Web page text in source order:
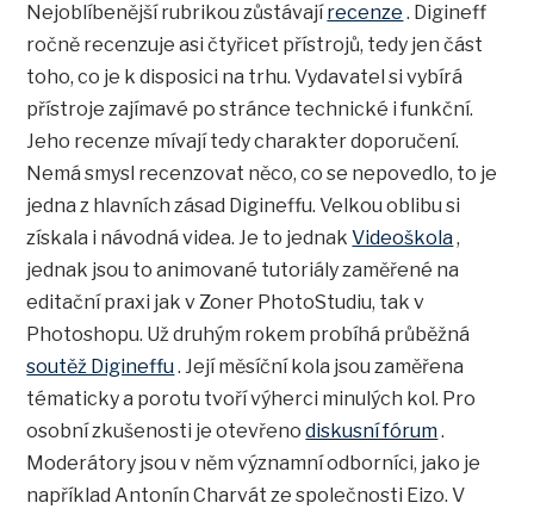
Nejoblíbenější rubrikou zůstávajírecenze . Digineff
ročně recenzuje asi čtyřicet přístrojů, tedy jen část
toho, co je k disposici na trhu. Vydavatel si vybírá
přístroje zajímavé po stránce technické i funkční.
Jeho recenze mívají tedy charakter doporučení.
Nemá smysl recenzovat něco, co se nepovedlo, to je
jedna z hlavních zásad Digineffu. Velkou oblibu si
získala i návodná videa. Je to jednakVideoškola,
jednak jsou to animované tutoriály zaměřené na
editační praxi jak v Zoner PhotoStudiu, tak v
Photoshopu. Už druhým rokem probíhá průběžná
soutěž Digineffu. Její měsíční kola jsou zaměřena
tématicky a porotu tvoří výherci minulých kol. Pro
osobní zkušenosti je otevřenodiskusní fórum.
Moderátory jsou v něm významní odborníci, jako je
například Antonín Charvát ze společnosti Eizo. V